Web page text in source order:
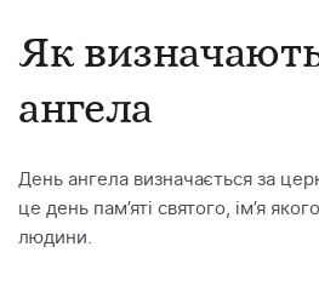
Як
ангела
День ангела визначається за
це день пам’яті святого, ім’я
людини.